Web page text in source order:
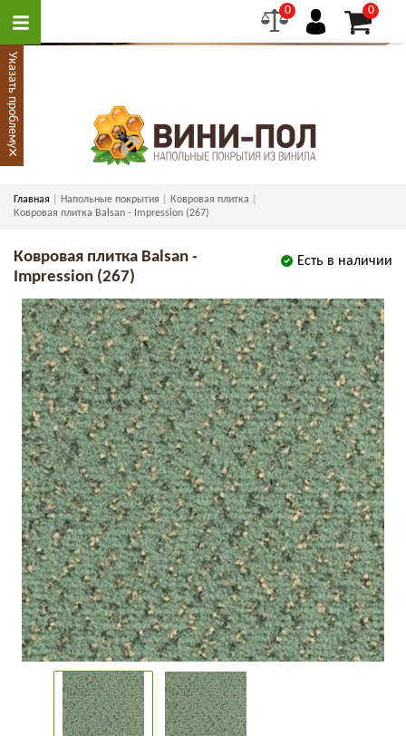
0 0
Главная Напольные покрытия
Ковровая плитка
Ковровая плитка Balsan - Impression (267)
Есть в наличии
Ковровая плитка Balsan -
Impression (267)
Указать проблему
×